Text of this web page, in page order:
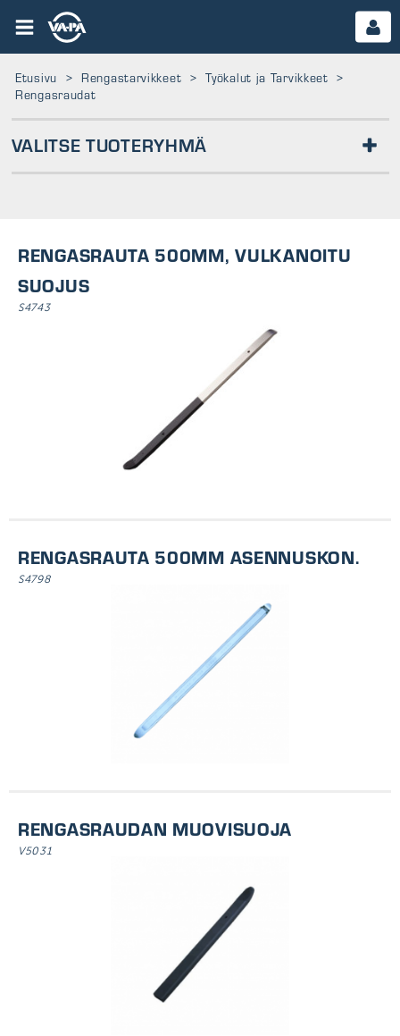
Etusivu > Rengastarvikkeet > Työkalut ja Tarvikkeet >
Rengasraudat
VALITSE TUOTERYHMÄ
VENTTIILIN ASENNUSTYÖKALUT TASAPAINOTYÖKALUT
PAIKKAUSTYÖKALUT
RENGASRAUDAT
RENKAAN LEVITTÄJÄT
MITTATYÖKALUT
RENGASKULJETTIMET
RENGASRAUTA 500MM, VULKANOITU
SUOJUS
S4743
RENGASRAUTA 500MM ASENNUSKON.
S4798
RENGASRAUDAN MUOVISUOJA
V5031